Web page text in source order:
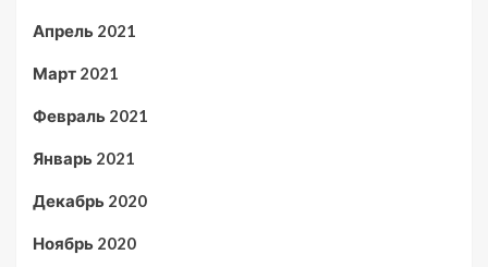
Апрель 2021
Март 2021
Февраль 2021
Январь 2021
Декабрь 2020
Ноябрь 2020